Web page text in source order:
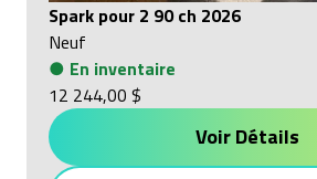
Spark pour 2 90 ch 2026
Neuf
● En inventaire
12 244,00 $
Voir Détails